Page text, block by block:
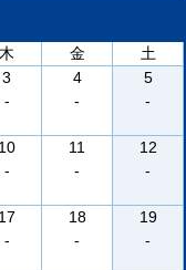
木 金
土
3
-
4
-
5
-
10
-
11
-
12
-
17
-
18
-
19
-